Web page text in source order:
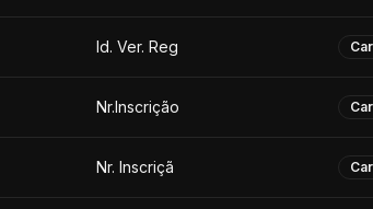
Id. Ver. Reg
Nr.Inscrição
Nr. Inscriçã